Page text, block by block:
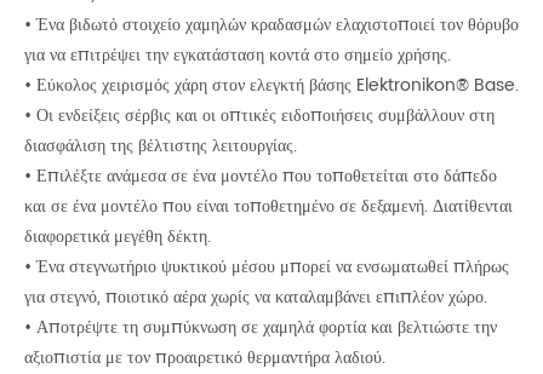
• Ένα βιδωτό στοιχείο χαμηλών κραδασμών ελαχιστοποιεί τον θόρυβο
για να επιτρέψει την εγκατάσταση κοντά στο σημείο χρήσης.
• Εύκολος χειρισμός χάρη στον ελεγκτή βάσης Elektronikon® Base.
• Οι ενδείξεις σέρβις και οι οπτικές ειδοποιήσεις συμβάλλουν στη
διασφάλιση της βέλτιστης λειτουργίας.
• Επιλέξτε ανάμεσα σε ένα μοντέλο που τοποθετείται στο δάπεδο
και σε ένα μοντέλο που είναι τοποθετημένο σε δεξαμενή. Διατίθενται
διαφορετικά μεγέθη δέκτη.
• Ένα στεγνωτήριο ψυκτικού μέσου μπορεί να ενσωματωθεί πλήρως
για στεγνό, ποιοτικό αέρα χωρίς να καταλαμβάνει επιπλέον χώρο.
• Αποτρέψτε τη συμπύκνωση σε χαμηλά φορτία και βελτιώστε την
αξιοπιστία με τον προαιρετικό θερμαντήρα λαδιού.